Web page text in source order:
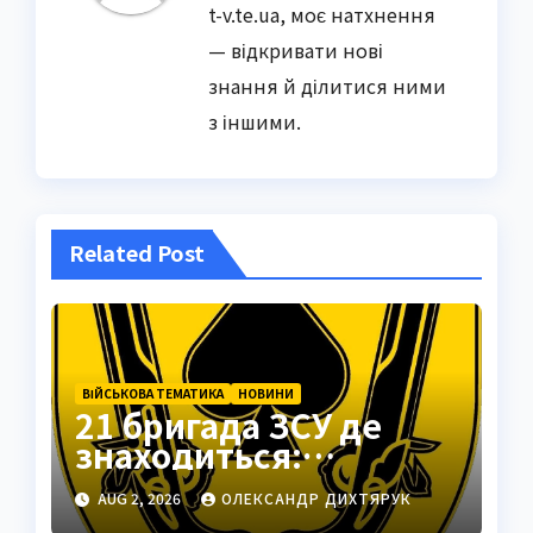
t-v.te.ua, моє натхнення
— відкривати нові
знання й ділитися ними
з іншими.
Related Post
ВІЙСЬКОВА ТЕМАТИКА НОВИНИ
21 бригада ЗСУ де
знаходиться:
Подільськ як
стратегічний центр
AUG 2, 2026 ОЛЕКСАНДР ДИХТЯРУК